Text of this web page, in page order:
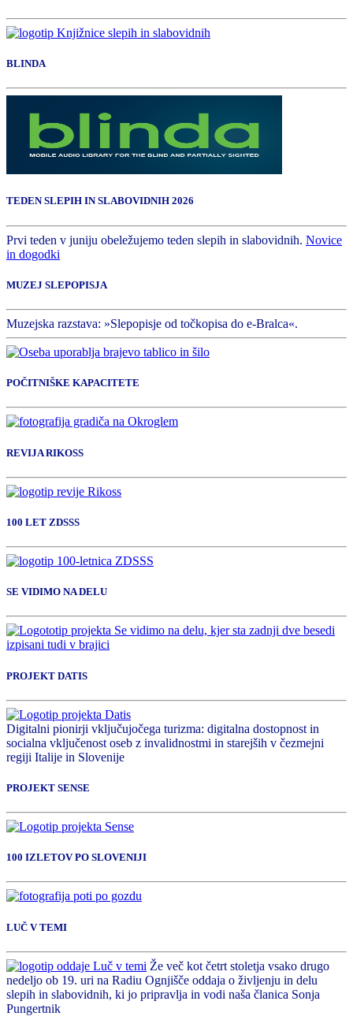
BLINDA
TEDEN SLEPIH IN SLABOVIDNIH 2026
Prvi teden v juniju obeležujemo teden slepih in slabovidnih. Novice
in dogodki
MUZEJ SLEPOPISJA
Muzejska razstava: »Slepopisje od točkopisa do e-Bralca«.
POČITNIŠKE KAPACITETE
REVIJA RIKOSS
100 LET ZDSSS
SE VIDIMO NA DELU
PROJEKT DATIS
Digitalni pionirji vključujočega turizma: digitalna dostopnost in
socialna vključenost oseb z invalidnostmi in starejših v čezmejni
regiji Italije in Slovenije
PROJEKT SENSE
100 IZLETOV PO SLOVENIJI
LUČ V TEMI
Že več kot četrt stoletja vsako drugo
nedeljo ob 19. uri na Radiu Ognjišče oddaja o življenju in delu
slepih in slabovidnih, ki jo pripravlja in vodi naša članica Sonja
Pungertnik